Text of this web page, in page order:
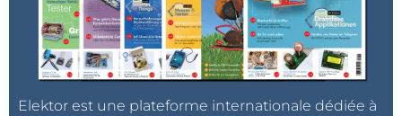
Elektor est une plateforme internationale dédiée à